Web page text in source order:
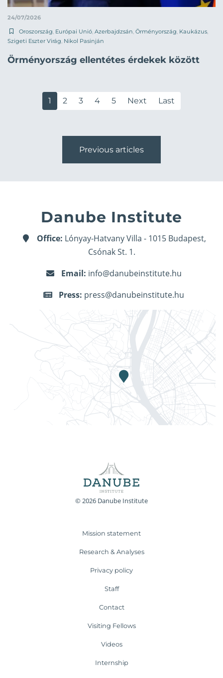
24/07/2026
Oroszország, Európai Unió, Azerbajdzsán, Örményország, Kaukázus,
Szigeti Eszter Virág, Nikol Pasinján
Örményország ellentétes érdekek között
1 2 3 4 5 Next Last
Previous articles
Danube Institute
Office: Lónyay-Hatvany Villa - 1015 Budapest,
Csónak St. 1.
Email: info@danubeinstitute.hu
Press: press@danubeinstitute.hu
© 2026 Danube Institute
Mission statement
Research & Analyses
Privacy policy
Staff
Contact
Visiting Fellows
Videos
Internship